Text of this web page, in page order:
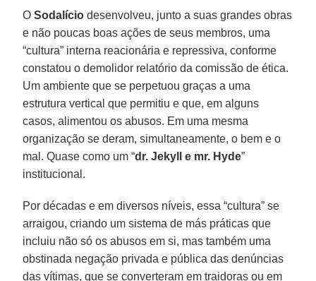
OSodalício desenvolveu, junto a suas grandes obras
e não poucas boas ações de seus membros, uma
“cultura” interna reacionária e repressiva, conforme
constatou o demolidor relatório da comissão de ética.
Um ambiente que se perpetuou graças a uma
estrutura vertical que permitiu e que, em alguns
casos, alimentou os abusos. Em uma mesma
organização se deram, simultaneamente, o bem e o
mal. Quase como um “dr. Jekyll e mr. Hyde”
institucional.
Por décadas e em diversos níveis, essa “cultura” se
arraigou, criando um sistema de más práticas que
incluiu não só os abusos em si, mas também uma
obstinada negação privada e pública das denúncias
das vítimas, que se converteram em traidoras ou em